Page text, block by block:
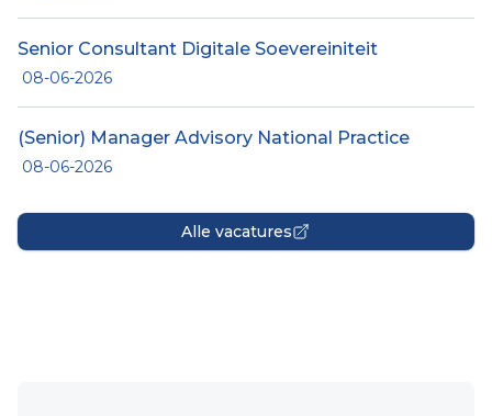
Senior Consultant Digitale Soevereiniteit
08-06-2026
(Senior) Manager Advisory National Practice
08-06-2026
Alle vacatures